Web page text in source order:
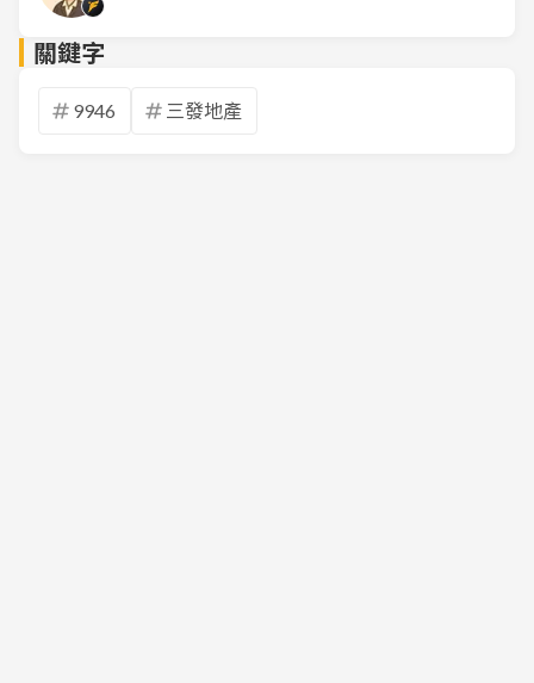
關鍵字
9946 三發地產